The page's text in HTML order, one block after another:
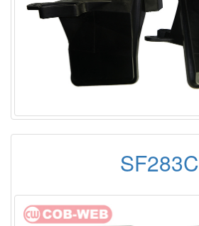
SF283C